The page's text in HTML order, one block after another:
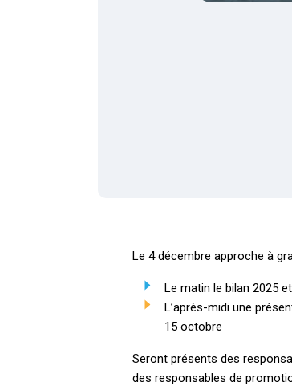
Le 4 décembre approche à
Le matin le bilan 2025
L’après-midi une
15 octobre
Seront présents des
des responsables de